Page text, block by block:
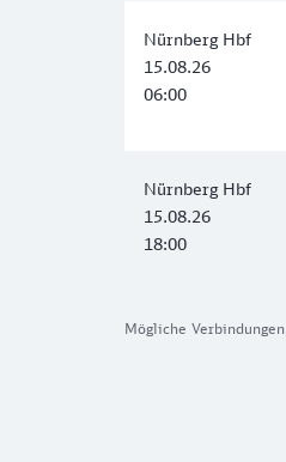
Mögliche
Nürnberg Hbf
15.08.26
06:00
Nürnberg Hbf
15.08.26
18:00